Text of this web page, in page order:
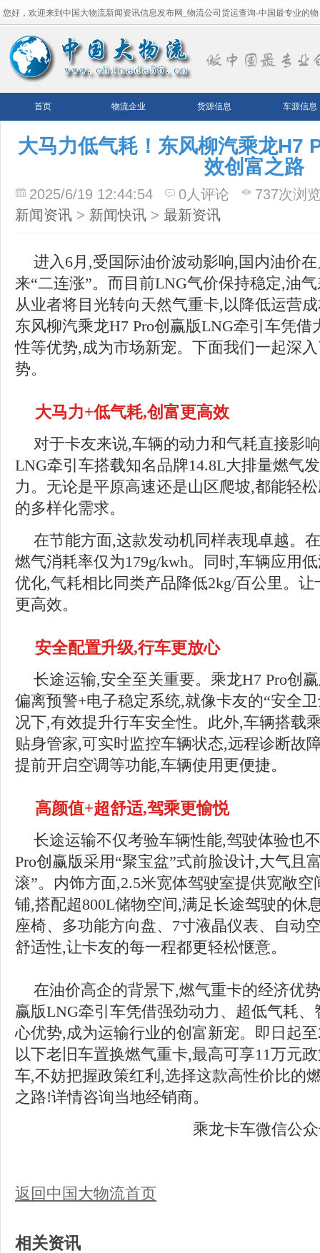
您好，欢迎来到中国大物流新闻资讯信息发布网_物流公司货运查询-中国最专业的物
流平台！
首页 物流企业 货源信息 车源信息
大马力低气耗！东风柳汽乘龙H7
效创富之路
2025/6/19 12:44:54 0人评论
737次浏
新闻资讯 > 新闻快讯 > 最新资讯
进入6月,受国际油价波动影响,国内油价
来“二连涨”。而目前LNG气价保持稳定,油
从业者将目光转向天然气重卡,以降低运营
东风柳汽乘龙H7 Pro创赢版LNG牵引车凭
性等优势,成为市场新宠。下面我们一起深
势。
大马力+低气耗,创富更高效
对于卡友来说,车辆的动力和气耗直接影
LNG牵引车搭载知名品牌14.8L大排量燃气
力。无论是平原高速还是山区爬坡,都能轻
的多样化需求。
在节能方面,这款发动机同样表现卓越。
燃气消耗率仅为179g/kwh。同时,车辆应用
优化,气耗相比同类产品降低2kg/百公里。
更高效。
安全配置升级,行车更放心
长途运输,安全至关重要。乘龙H7 Pro创
偏离预警+电子稳定系统,就像卡友的“安全
况下,有效提升行车安全性。此外,车辆搭载
贴身管家,可实时监控车辆状态,远程诊断故
提前开启空调等功能,车辆使用更便捷。
高颜值+超舒适,驾乘更愉悦
长途运输不仅考验车辆性能,驾驶体验也
Pro创赢版采用“聚宝盆”式前脸设计,大气且
滚”。内饰方面,2.5米宽体驾驶室提供宽敞空
铺,搭配超800L储物空间,满足长途驾驶的休
座椅、多功能方向盘、7寸液晶仪表、自动
舒适性,让卡友的每一程都更轻松惬意。
在油价高企的背景下,燃气重卡的经济优
赢版LNG牵引车凭借强劲动力、超低气耗
心优势,成为运输行业的创富新宠。即日起
以下老旧车置换燃气重卡,最高可享11万元
车,不妨把握政策红利,选择这款高性价比的
之路!详情咨询当地经销商。
乘龙卡车微信公
返回中国大物流首页
相关资讯